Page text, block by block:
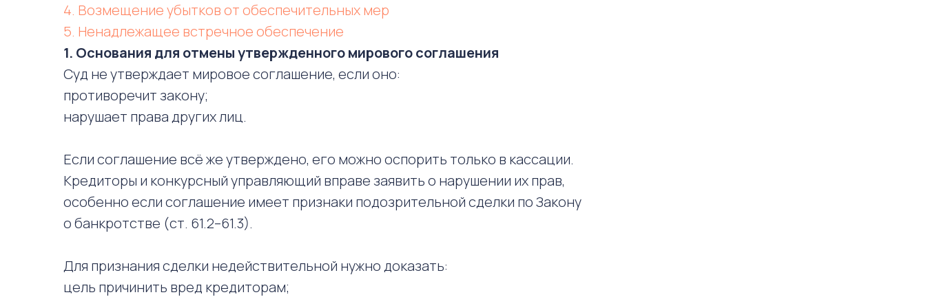
4. Возмещение убытков от обеспечительных мер
5. Ненадлежащее встречное обеспечение
1. Основания для отмены утвержденного мирового соглашения
Суд не утверждает мировое соглашение, если оно:
противоречит закону;
нарушает права других лиц.
Если соглашение всё же утверждено, его можно оспорить только в кассации.
Кредиторы и конкурсный управляющий вправе заявить о нарушении их прав,
особенно если соглашение имеет признаки подозрительной сделки по Закону
о банкротстве (ст. 61.2–61.3).
Для признания сделки недействительной нужно доказать:
цель причинить вред кредиторам;